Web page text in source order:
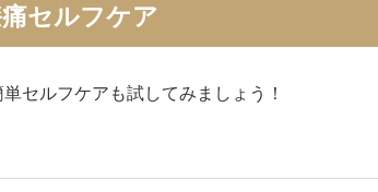
セルフケア
セルフケアも試してみましょう！